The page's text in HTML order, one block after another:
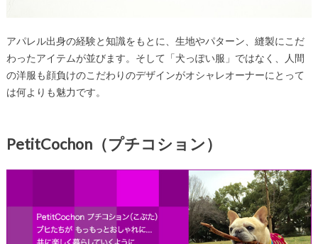
アパレル出身の経験と知識をもとに、生地やパターン、縫製にこだ
わったアイテムが並びます。そして「犬っぽい服」ではなく、人間
の洋服も顔負けのこだわりのデザインがオシャレオーナーにとって
は何よりも魅力です。
PetitCochon（プチコション）